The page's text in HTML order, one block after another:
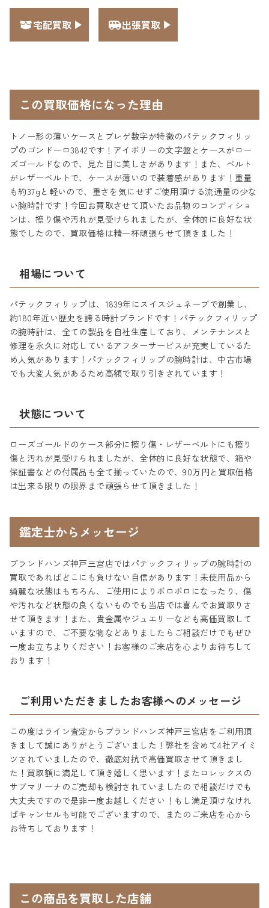
宅配買取 出張買取
この買取価格になった理由
トノー形の薄いケースとブレゲ数字が特徴のパテックフィリッ
プのゴンドーロ3842です！アイボリーの文字盤とケースがロー
ズゴールドなので、見た目に美しさがあります！また、ベルト
がレザーベルトで、ケースが薄いので装着感があります！重量
も約37gと軽いので、重さを気にせずご使用頂ける流通量の少な
い腕時計です！今回お買取させて頂いたお品物のコンディショ
ンは、擦り傷や汚れが見受けられましたが、全体的に良好な状
態でしたので、買取価格は精一杯頑張らせて頂きました！
相場について
パテックフィリップは、1839年にスイスジュネーブで創業し、
約180年近い歴史を誇る時計ブランドです！パテックフィリップ
の腕時計は、全ての製品を自社生産しており、メンテナンスと
修理を永久に対応しているアフターサービスが充実しているた
め人気があります！パテックフィリップの腕時計は、中古市場
でも大変人気があるため高額で取り引きされています！
状態について
ローズゴールドのケース部分に擦り傷・レザーベルトにも擦り
傷と汚れが見受けられましたが、全体的に良好な状態で、箱や
保証書などの付属品も全て揃っていたので、90万円と買取価格
は出来る限りの限界まで頑張らせて頂きました！
鑑定士からメッセージ
ブランドハンズ神戸三宮店ではパテックフィリップの腕時計の
買取であればどこにも負けない自信があります！未使用品から
綺麗な状態はもちろん、ご使用によりボロボロになったり、傷
や汚れなど状態の良くないものでも当店では喜んでお買取りさ
せて頂きます！また、貴金属やジュエリーなども高価買取して
いますので、ご不要な物などありましたらご相談だけでもぜひ
一度お立ちよりください！お客様のご来店を心よりお待ちして
おります！
ご利用いただきましたお客様へのメッセージ
この度はライン査定からブランドハンズ神戸三宮店をご利用頂
きまして誠にありがとうございました！弊社を含めて4社アイミ
ツされていましたので、徹底対抗で高価買取させて頂きまし
た！買取額に満足して頂き嬉しく思います！またロレックスの
サブマリーナのご売却も検討されていましたので相談だけでも
大丈夫ですので是非一度お越しください！もし満足頂けなけれ
ばキャンセルも可能でございますので、またのご来店を心から
お待ちしております！
この商品を買取した店舗